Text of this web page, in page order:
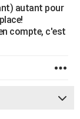
autant pour
compte, c'est